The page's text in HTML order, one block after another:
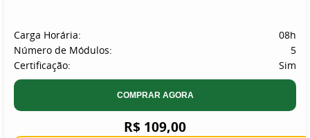
Carga Horária:
08h
Número de Módulos:
5
Certificação:
Sim
COMPRAR AGORA
R$ 109,00